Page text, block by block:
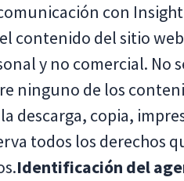
con
contenido del sitio
y no comercial. No
ninguno de los
descarga, copia,
todos los derechos
Identificación del